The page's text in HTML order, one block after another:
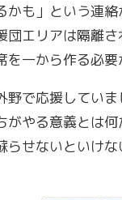
かも」という連
団エリアは隔離
一から作る必要
野で応援してい
がやる意義とは
らせないといけ